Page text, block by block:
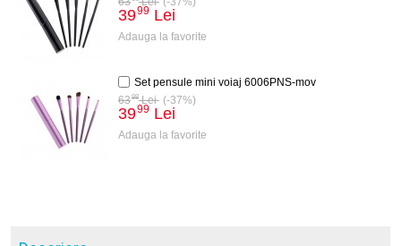
3999 Lei
Adauga la favorite
Set pensule mini voiaj 6006PNS-mov
6398Lei (-37%)
3999 Lei
Adauga la favorite